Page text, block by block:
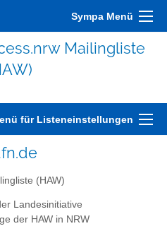
Sympa Menü
Mailingliste
für Listeneinstellungen
(HAW)
Landesinitiative
der HAW in NRW